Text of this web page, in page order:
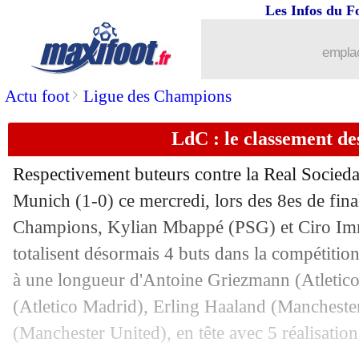
Actu foot> Ligue des Champions
Les Infos du
LdC : le classement
Respectivement buteurs contre la Real
Munich (1-0) ce mercredi, lors des 8es de
Champions, Kylian Mbappé (PSG) et Ciro
totalisent désormais 4 buts dans la
à une longueur d'Antoine Griezmann
(Atletico Madrid), Erling Haaland
(Manchester United), en tête avec 5
Milan: Rennes s'offre une page dans
15/02 PSG
15/02 Lazio: Sarri s'attend à un enfer à
15/02 OM : McCourt défend Longoria
15/02 Sociedad : une stat' offensive
15/02 PSG: Mbappé à la table des grands
15/02 L1: Rashani et Bizot sont fixés
15/02 Class. FIFA: ça bouge pour l'Afrique